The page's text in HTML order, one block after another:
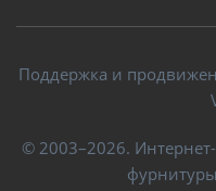
Поддержка и
© 2003–2026.